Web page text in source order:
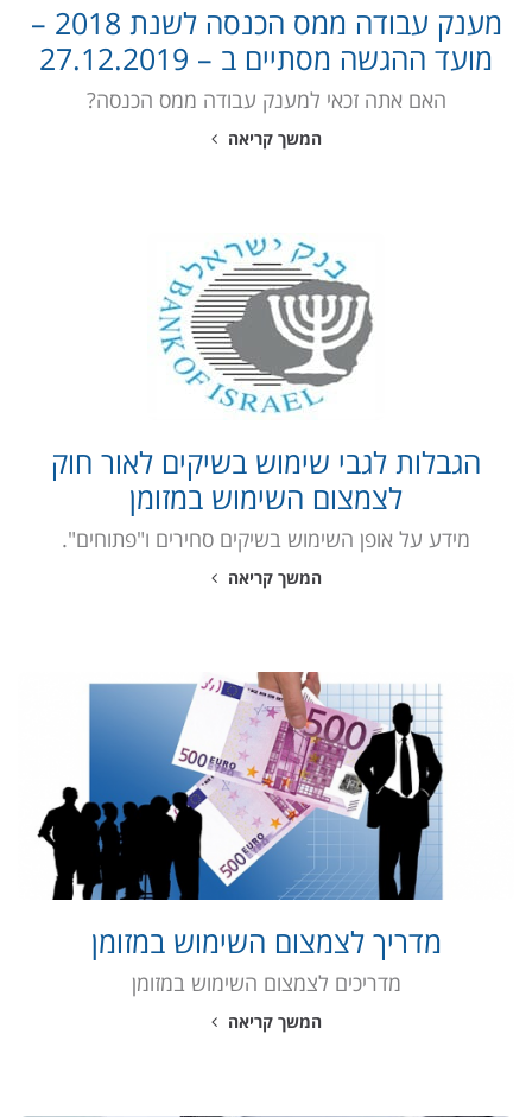
מענק עבודה ממס הכנסה לשנת 2018 –
מועד ההגשה מסתיים ב – 27.12.2019
האם אתה זכאי למענק עבודה ממס הכנסה?
המשך קריאה
הגבלות לגבי שימוש בשיקים לאור חוק
לצמצום השימוש במזומן
מידע על אופן השימוש בשיקים סחירים ו"פתוחים".
המשך קריאה
מדריך לצמצום השימוש במזומן
מדריכים לצמצום השימוש במזומן
המשך קריאה